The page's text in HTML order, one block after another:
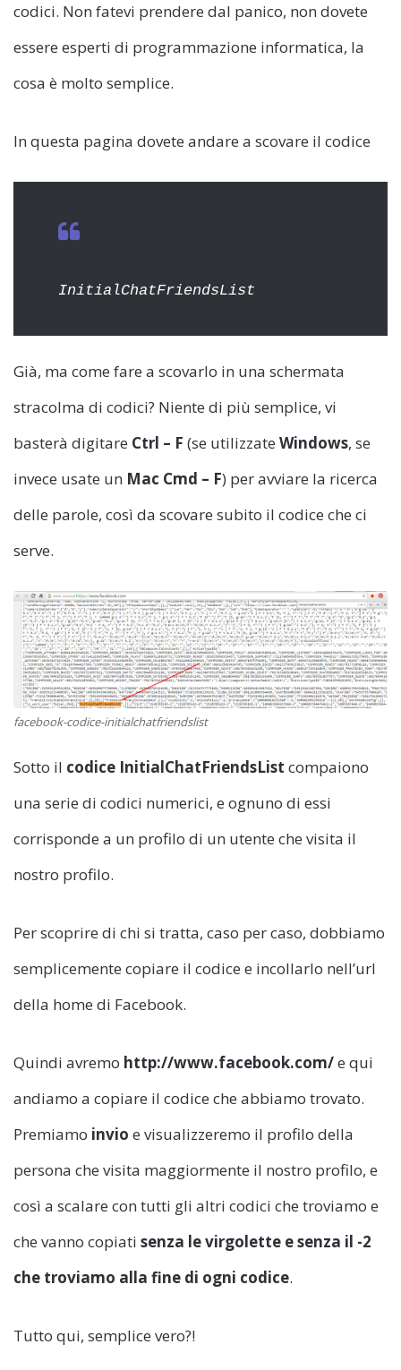
codici. Non fatevi prendere dal panico, non dovete
essere esperti di programmazione informatica, la
cosa è molto semplice.
In questa pagina dovete andare a scovare il codice
InitialChatFriendsList
Già, ma come fare a scovarlo in una schermata
stracolma di codici? Niente di più semplice, vi
basterà digitare Ctrl – F (se utilizzate Windows, se
invece usate un Mac Cmd – F) per avviare la ricerca
delle parole, così da scovare subito il codice che ci
serve.
facebook-codice-initialchatfriendslist
Sotto il codice InitialChatFriendsList compaiono
una serie di codici numerici, e ognuno di essi
corrisponde a un profilo di un utente che visita il
nostro profilo.
Per scoprire di chi si tratta, caso per caso, dobbiamo
semplicemente copiare il codice e incollarlo nell’url
della home di Facebook.
Quindi avremo http://www.facebook.com/e qui
andiamo a copiare il codice che abbiamo trovato.
Premiamo invio e visualizzeremo il profilo della
persona che visita maggiormente il nostro profilo, e
così a scalare con tutti gli altri codici che troviamo e
che vanno copiati senza le virgolette e senza il -2
che troviamo alla fine di ogni codice.
Tutto qui, semplice vero?!